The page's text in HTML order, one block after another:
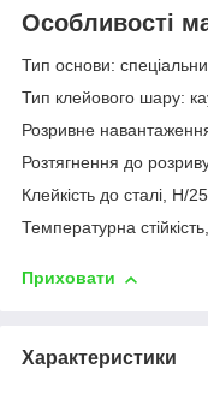
Особливості
Тип основи:
Тип клейового шару:
Розривне
Розтягнення до
Клейкість до сталі, Н/
Температурна
Приховати
Характеристики